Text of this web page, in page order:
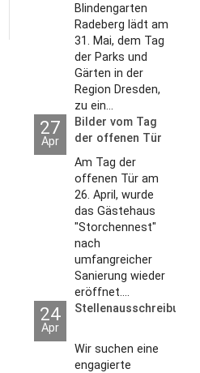
Blindengarten
Radeberg lädt am
31. Mai, dem Tag
der Parks und
Gärten in der
Region Dresden,
zu ein...
27
Apr
Bilder vom Tag
der offenen Tür
2026
Am Tag der
offenen Tür am
26. April, wurde
das Gästehaus
"Storchennest"
nach
umfangreicher
Sanierung wieder
eröffnet....
24
Apr
Stellenausschreibungen
Wir suchen eine
engagierte